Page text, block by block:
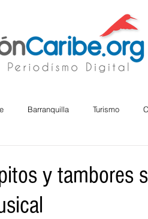
Barranquilla Turismo
RAP CARIBE
y tambores